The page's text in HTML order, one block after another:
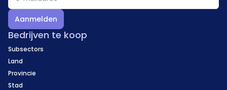
Aanmelden
Bedrijven te koop
Subsectors
Land
Provincie
Stad